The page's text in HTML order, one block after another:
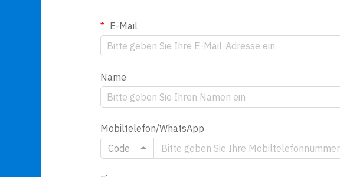
E-Mail
Name
Mobiltelefon/WhatsApp
Code